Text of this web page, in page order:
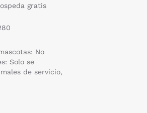
gratis
No
Solo se
de servicio,